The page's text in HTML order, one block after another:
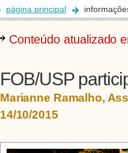
página principal
Conteúdo atualizado
FOB/USP
Marianne Ramalho,
14/10/2015